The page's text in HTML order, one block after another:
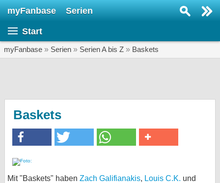
myFanbase Serien
Start
myFanbase » Serien » Serien A bis Z » Baskets
Baskets
Mit "Baskets" haben Zach Galifianakis, Louis C.K. und
SERIEN
Veranstaltungen
KULTUR
SERVICE